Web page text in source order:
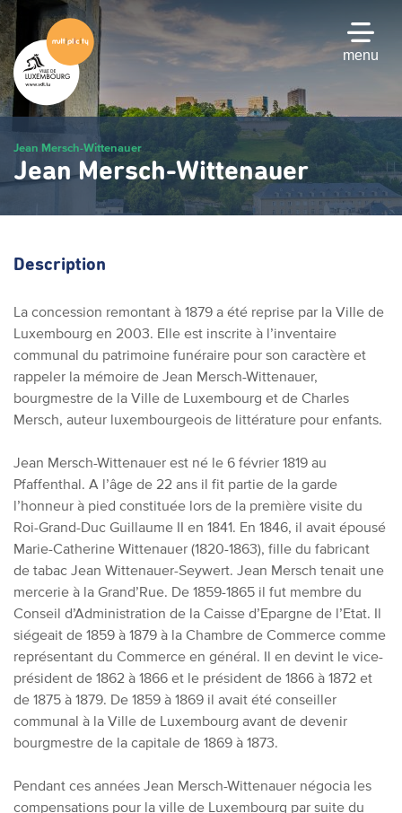
Passer
au
contenu
principal
menu
Jean Mersch-Wittenauer
Jean Mersch-Wittenauer
Description
La concession remontant à 1879 a été reprise par la Ville de
Luxembourg en 2003. Elle est inscrite à l’inventaire
communal du patrimoine funéraire pour son caractère et
rappeler la mémoire de Jean Mersch-Wittenauer,
bourgmestre de la Ville de Luxembourg et de Charles
Mersch, auteur luxembourgeois de littérature pour enfants.
Jean Mersch-Wittenauer est né le 6 février 1819 au
Pfaffenthal. A l’âge de 22 ans il fit partie de la garde
l’honneur à pied constituée lors de la première visite du
Roi-Grand-Duc Guillaume II en 1841. En 1846, il avait épousé
Marie-Catherine Wittenauer (1820-1863), fille du fabricant
de tabac Jean Wittenauer-Seywert. Jean Mersch tenait une
mercerie à la Grand’Rue. De 1859-1865 il fut membre du
Conseil d’Administration de la Caisse d’Epargne de l’Etat. Il
siégeait de 1859 à 1879 à la Chambre de Commerce comme
représentant du Commerce en général. Il en devint le vice-
président de 1862 à 1866 et le président de 1866 à 1872 et
de 1875 à 1879. De 1859 à 1869 il avait été conseiller
communal à la Ville de Luxembourg avant de devenir
bourgmestre de la capitale de 1869 à 1873.
Pendant ces années Jean Mersch-Wittenauer négocia les
compensations pour la ville de Luxembourg par suite du